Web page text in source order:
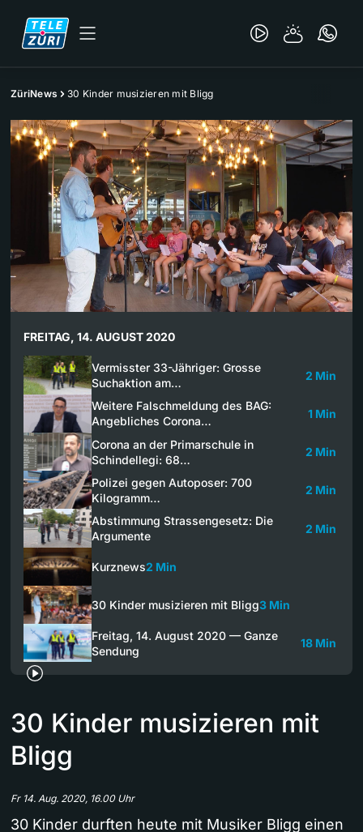
ZüriNews 30 Kinder musizieren mit Bligg
FREITAG, 14. AUGUST 2020
Vermisster 33-Jähriger: Grosse
Suchaktion am…
2 Min
Weitere Falschmeldung des BAG:
Angebliches Corona…
1 Min
Corona an der Primarschule in
Schindellegi: 68…
2 Min
Polizei gegen Autoposer: 700
Kilogramm…
2 Min
Abstimmung Strassengesetz: Die
Argumente
2 Min
Kurznews2 Min
30 Kinder musizieren mit Bligg3 Min
Freitag, 14. August 2020 — Ganze
Sendung
18 Min
30 Kinder musizieren mit
Bligg
Fr 14. Aug. 2020, 16.00 Uhr
30 Kinder durften heute mit Musiker Bligg einen